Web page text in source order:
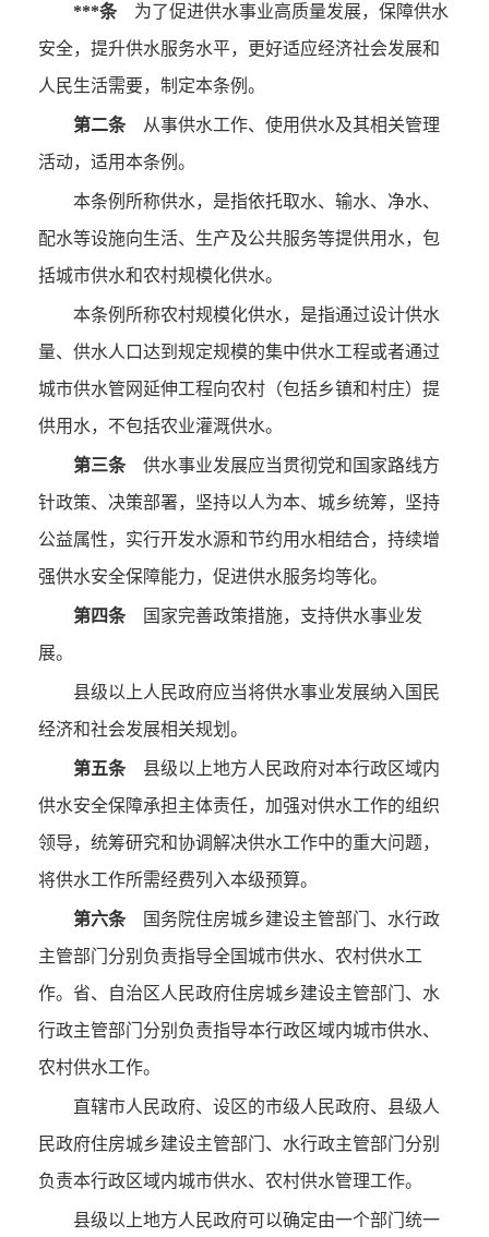
***条为了促进供水事业高质量发展，保障供水
安全，提升供水服务水平，更好适应经济社会发展和
人民生活需要，制定本条例。
第二条从事供水工作、使用供水及其相关管理
活动，适用本条例。
本条例所称供水，是指依托取水、输水、净水、
配水等设施向生活、生产及公共服务等提供用水，包
括城市供水和农村规模化供水。
本条例所称农村规模化供水，是指通过设计供水
量、供水人口达到规定规模的集中供水工程或者通过
城市供水管网延伸工程向农村（包括乡镇和村庄）提
供用水，不包括农业灌溉供水。
第三条供水事业发展应当贯彻党和国家路线方
针政策、决策部署，坚持以人为本、城乡统筹，坚持
公益属性，实行开发水源和节约用水相结合，持续增
强供水安全保障能力，促进供水服务均等化。
第四条国家完善政策措施，支持供水事业发
展。
县级以上人民政府应当将供水事业发展纳入国民
经济和社会发展相关规划。
第五条 县级以上地方人民政府对本行政区域内
供水安全保障承担主体责任，加强对供水工作的组织
领导，统筹研究和协调解决供水工作中的重大问题，
将供水工作所需经费列入本级预算。
第六条国务院住房城乡建设主管部门、水行政
主管部门分别负责指导全国城市供水、农村供水工
作。省、自治区人民政府住房城乡建设主管部门、水
行政主管部门分别负责指导本行政区域内城市供水、
农村供水工作。
直辖市人民政府、设区的市级人民政府、县级人
民政府住房城乡建设主管部门、水行政主管部门分别
负责本行政区域内城市供水、农村供水管理工作。
县级以上地方人民政府可以确定由一个部门统一